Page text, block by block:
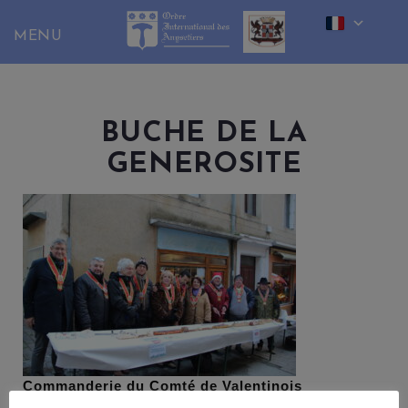
content
BUCHE DE LA
GENEROSITE
Commanderie du Comté de Valentinois